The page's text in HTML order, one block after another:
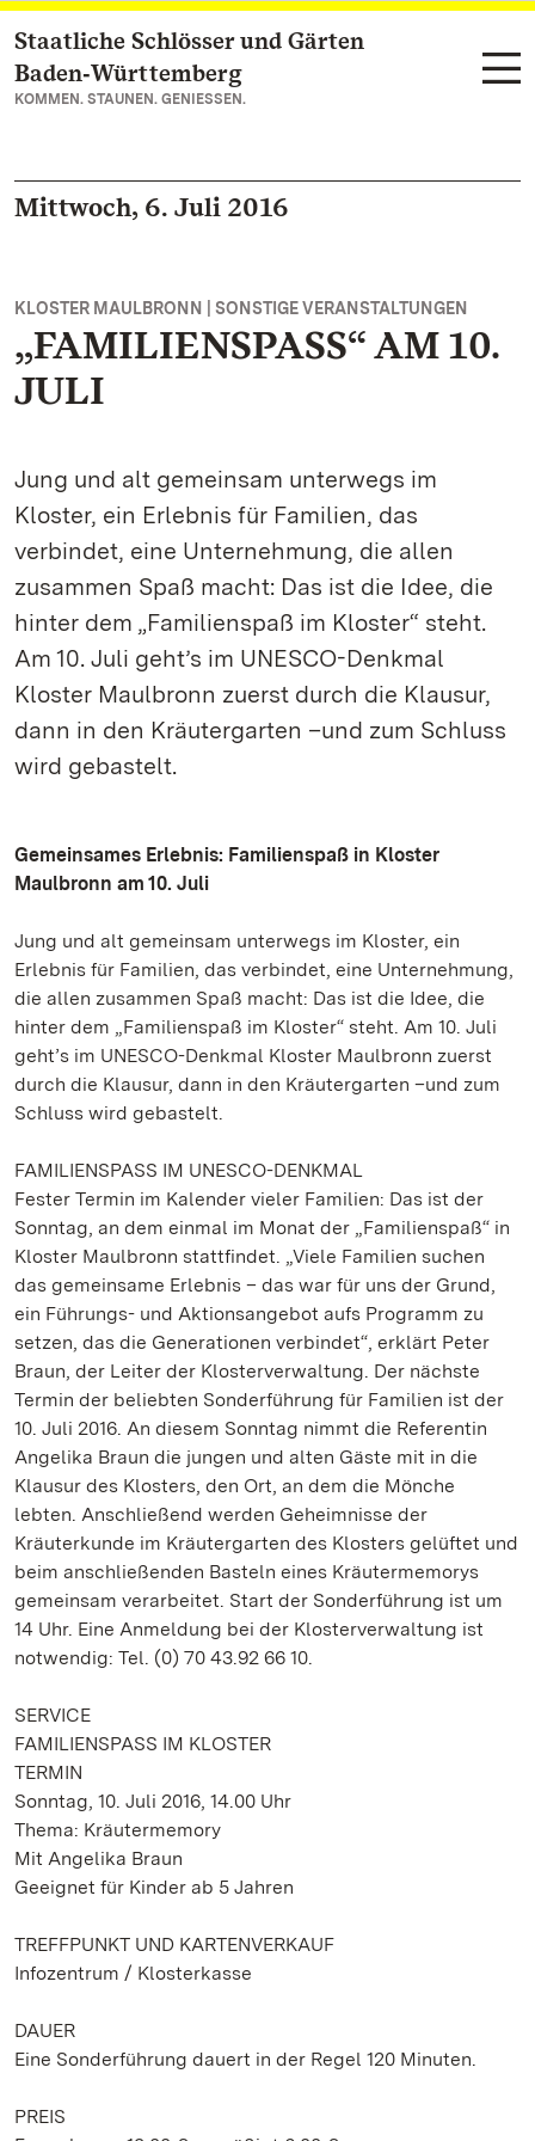
Zum Hauptinhalt springen
Staatliche Schlösser und Gärten
Baden‑Württemberg
KOMMEN. STAUNEN. GENIESSEN.
Mittwoch, 6. Juli 2016
KLOSTER MAULBRONN | SONSTIGE VERANSTALTUNGEN
„FAMILIENSPASS“ AM 10.
JULI
Jung und alt gemeinsam unterwegs im
Kloster, ein Erlebnis für Familien, das
verbindet, eine Unternehmung, die allen
zusammen Spaß macht: Das ist die Idee, die
hinter dem „Familienspaß im Kloster“ steht.
Am 10. Juli geht’s im UNESCO-Denkmal
Kloster Maulbronn zuerst durch die Klausur,
dann in den Kräutergarten –und zum Schluss
wird gebastelt.
Gemeinsames Erlebnis: Familienspaß in Kloster
Maulbronn am 10. Juli
Jung und alt gemeinsam unterwegs im Kloster, ein
Erlebnis für Familien, das verbindet, eine Unternehmung,
die allen zusammen Spaß macht: Das ist die Idee, die
hinter dem „Familienspaß im Kloster“ steht. Am 10. Juli
geht’s im UNESCO-Denkmal Kloster Maulbronn zuerst
durch die Klausur, dann in den Kräutergarten –und zum
Schluss wird gebastelt.
FAMILIENSPASS IM UNESCO-DENKMAL
Fester Termin im Kalender vieler Familien: Das ist der
Sonntag, an dem einmal im Monat der „Familienspaß“ in
Kloster Maulbronn stattfindet. „Viele Familien suchen
das gemeinsame Erlebnis – das war für uns der Grund,
ein Führungs- und Aktionsangebot aufs Programm zu
setzen, das die Generationen verbindet“, erklärt Peter
Braun, der Leiter der Klosterverwaltung. Der nächste
Termin der beliebten Sonderführung für Familien ist der
10. Juli 2016. An diesem Sonntag nimmt die Referentin
Angelika Braun die jungen und alten Gäste mit in die
Klausur des Klosters, den Ort, an dem die Mönche
lebten. Anschließend werden Geheimnisse der
Kräuterkunde im Kräutergarten des Klosters gelüftet und
beim anschließenden Basteln eines Kräutermemorys
gemeinsam verarbeitet. Start der Sonderführung ist um
14 Uhr. Eine Anmeldung bei der Klosterverwaltung ist
notwendig: Tel. (0) 70 43.92 66 10.
SERVICE
FAMILIENSPASS IM KLOSTER
TERMIN
Sonntag, 10. Juli 2016, 14.00 Uhr
Thema: Kräutermemory
Mit Angelika Braun
Geeignet für Kinder ab 5 Jahren
TREFFPUNKT UND KARTENVERKAUF
Infozentrum / Klosterkasse
DAUER
Eine Sonderführung dauert in der Regel 120 Minuten.
PREIS